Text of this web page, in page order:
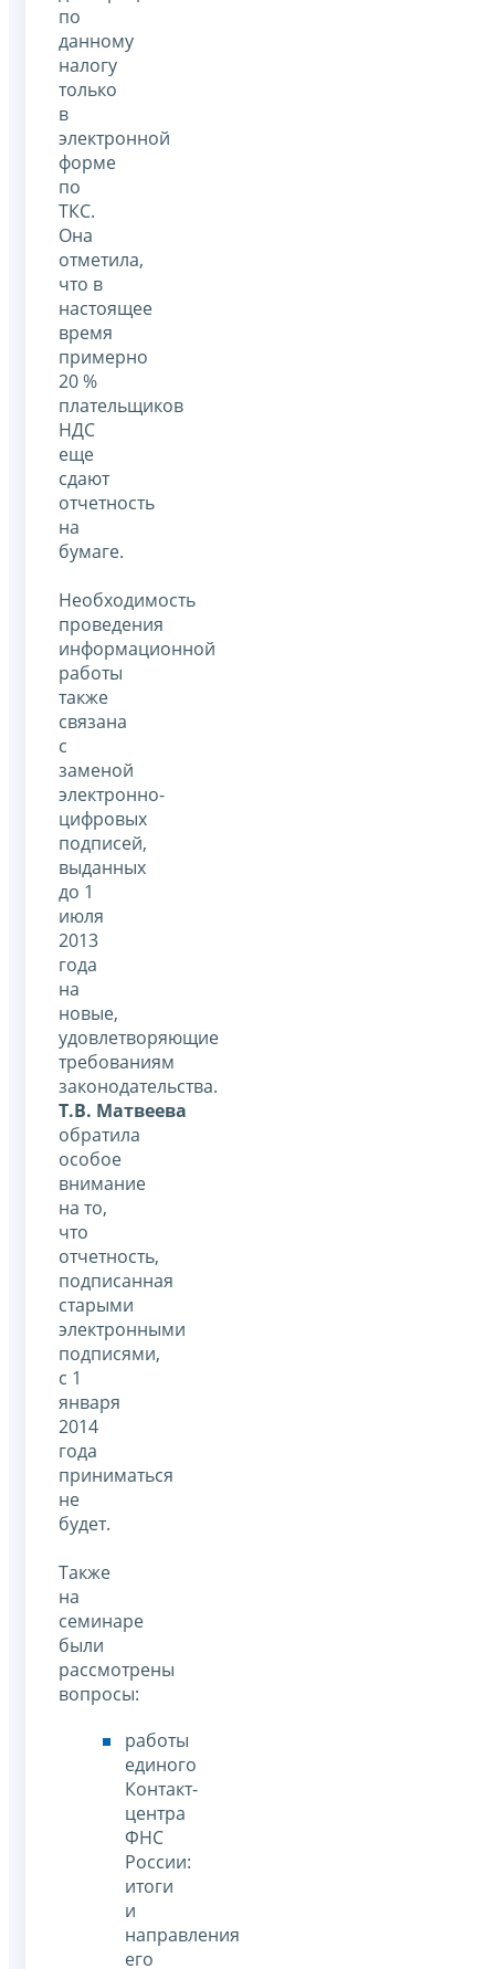
по
данному
налогу
только
в
электронной
форме
по
ТКС.
Она
отметила,
что в
настоящее
время
примерно
20 %
плательщиков
НДС
еще
сдают
отчетность
на
бумаге.
Необходимость
проведения
информационной
работы
также
связана
с
заменой
электронно-
цифровых
подписей,
выданных
до 1
июля
2013
года
на
новые,
удовлетворяющие
требованиям
законодательства.
Т.В. Матвеева
обратила
особое
внимание
на то,
что
отчетность,
подписанная
старыми
электронными
подписями,
с 1
января
2014
года
приниматься
не
будет.
Также
на
семинаре
были
рассмотрены
вопросы:
работы
единого
Контакт-
центра
ФНС
России:
итоги
и
направления
его